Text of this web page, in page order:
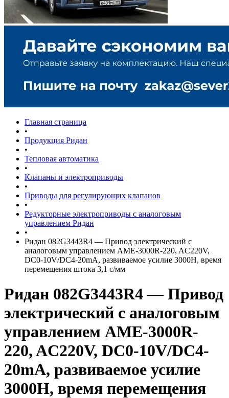
Главная страница
•
Продукция Ридан
•
Тепловая автоматика
•
Клапаны и электроприводы
•
Приводы для регулирующих клапанов
•
Редукторные электроприводы с аналоговым
управлением Ридан
•
Ридан 082G3443R4 — Привод электрический с
аналоговым управлением AME-3000R-220, AC220V,
DC0-10V/DC4-20mA, развиваемое усилие 3000Н, время
перемещения штока 3,1 с/мм
Ридан 082G3443R4 — Привод
электрический с аналоговым
управлением AME-3000R-
220, AC220V, DC0-10V/DC4-
20mA, развиваемое усилие
3000Н, время перемещения